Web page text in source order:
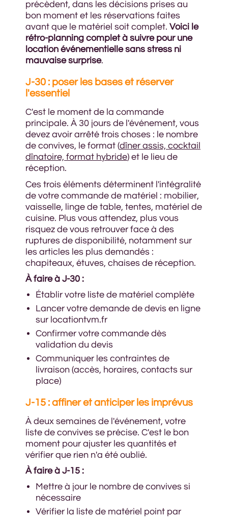
précèdent, dans les décisions prises au
bon moment et les réservations faites
avant que le matériel soit complet. Voici le
rétro-planning complet à suivre pour une
location événementielle sans stress ni
mauvaise surprise.
J-30 : poser les bases et réserver
l'essentiel
C'est le moment de la commande
principale. À 30 jours de l'événement, vous
devez avoir arrêté trois choses : le nombre
de convives, le format (dîner assis, cocktail
dînatoire, format hybride) et le lieu de
réception.
Ces trois éléments déterminent l'intégralité
de votre commande de matériel : mobilier,
vaisselle, linge de table, tentes, matériel de
cuisine. Plus vous attendez, plus vous
risquez de vous retrouver face à des
ruptures de disponibilité, notamment sur
les articles les plus demandés :
chapiteaux, étuves, chaises de réception.
À faire à J-30 :
Établir votre liste de matériel complète
Lancer votre demande de devis en ligne
sur locationtvm.fr
Confirmer votre commande dès
validation du devis
Communiquer les contraintes de
livraison (accès, horaires, contacts sur
place)
J-15 : affiner et anticiper les imprévus
À deux semaines de l'événement, votre
liste de convives se précise. C'est le bon
moment pour ajuster les quantités et
vérifier que rien n'a été oublié.
À faire à J-15 :
Mettre à jour le nombre de convives si
nécessaire
Vérifier la liste de matériel point par